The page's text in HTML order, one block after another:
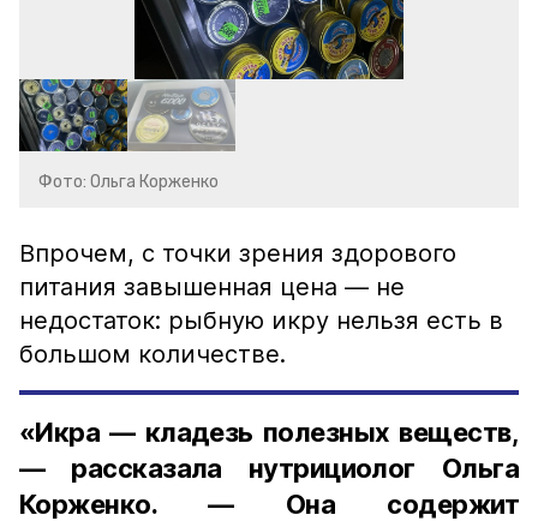
Фото: Ольга Корженко
Впрочем, с точки зрения здорового
питания завышенная цена — не
недостаток: рыбную икру нельзя есть в
большом количестве.
«Икра — кладезь полезных веществ,
— рассказала нутрициолог Ольга
Корженко. — Она содержит